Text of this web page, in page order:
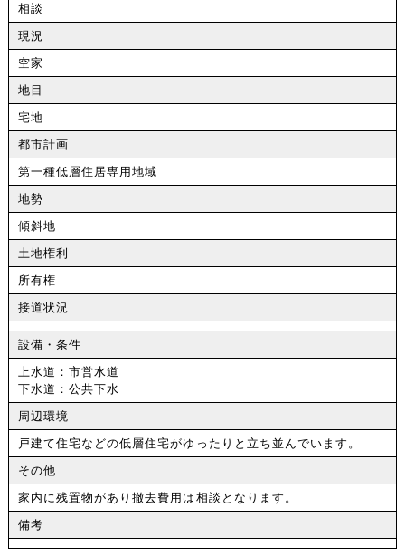
相談
現況
空家
地目
宅地
都市計画
第一種低層住居専用地域
地勢
傾斜地
土地権利
所有権
接道状況
設備・条件
上水道：市営水道
下水道：公共下水
周辺環境
戸建て住宅などの低層住宅がゆったりと立ち並んでいます。
その他
家内に残置物があり撤去費用は相談となります。
備考